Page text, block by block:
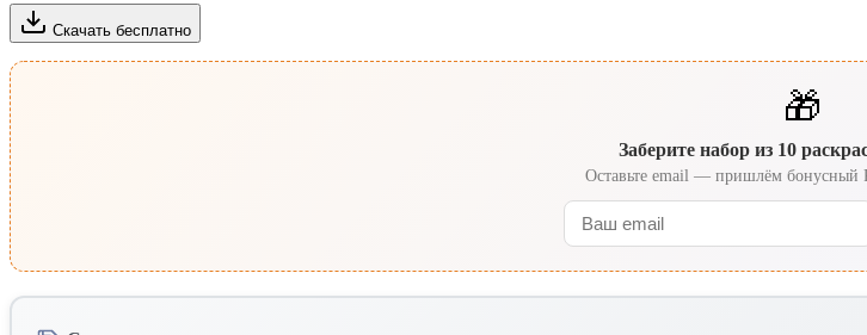
Скачать бесплатно
🎁
Заберите набор из 10
Оставьте email — пришлём бонусный